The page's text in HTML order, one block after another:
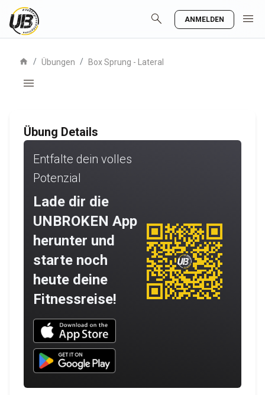
search ANMELDEN menu
home / Übungen / Box Sprung - Lateral
menu
Übung Details
Entfalte dein volles
Potenzial
Lade dir die
UNBROKEN App
herunter und
starte noch
heute deine
Fitnessreise!
Download UNBROKEN on the App Store
Download UNBROKEN on Google Play